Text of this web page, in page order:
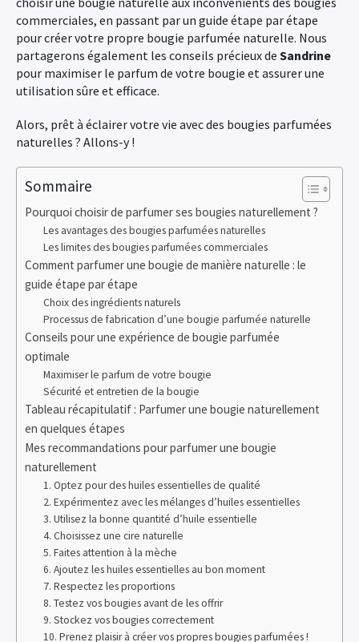
commerciales, en passant par un guide étape par étape
pour créer votre propre bougie parfumée naturelle. Nous
partagerons également les conseils précieux de Sandrine
pour maximiser le parfum de votre bougie et assurer une
utilisation sûre et efficace.
Alors, prêt à éclairer votre vie avec des bougies parfumées
naturelles ? Allons-y !
Sommaire
Pourquoi choisir de parfumer ses bougies naturellement ?
Les avantages des bougies parfumées naturelles
Les limites des bougies parfumées commerciales
Comment parfumer une bougie de manière naturelle : le
guide étape par étape
Choix des ingrédients naturels
Processus de fabrication d’une bougie parfumée naturelle
Conseils pour une expérience de bougie parfumée
optimale
Maximiser le parfum de votre bougie
Sécurité et entretien de la bougie
Tableau récapitulatif : Parfumer une bougie naturellement
en quelques étapes
Mes recommandations pour parfumer une bougie
naturellement
1. Optez pour des huiles essentielles de qualité
2. Expérimentez avec les mélanges d’huiles essentielles
3. Utilisez la bonne quantité d’huile essentielle
4. Choisissez une cire naturelle
5. Faites attention à la mèche
6. Ajoutez les huiles essentielles au bon moment
7. Respectez les proportions
8. Testez vos bougies avant de les offrir
9. Stockez vos bougies correctement
10. Prenez plaisir à créer vos propres bougies parfumées !